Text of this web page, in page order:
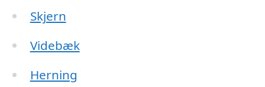
Skjern
Videbæk
Herning